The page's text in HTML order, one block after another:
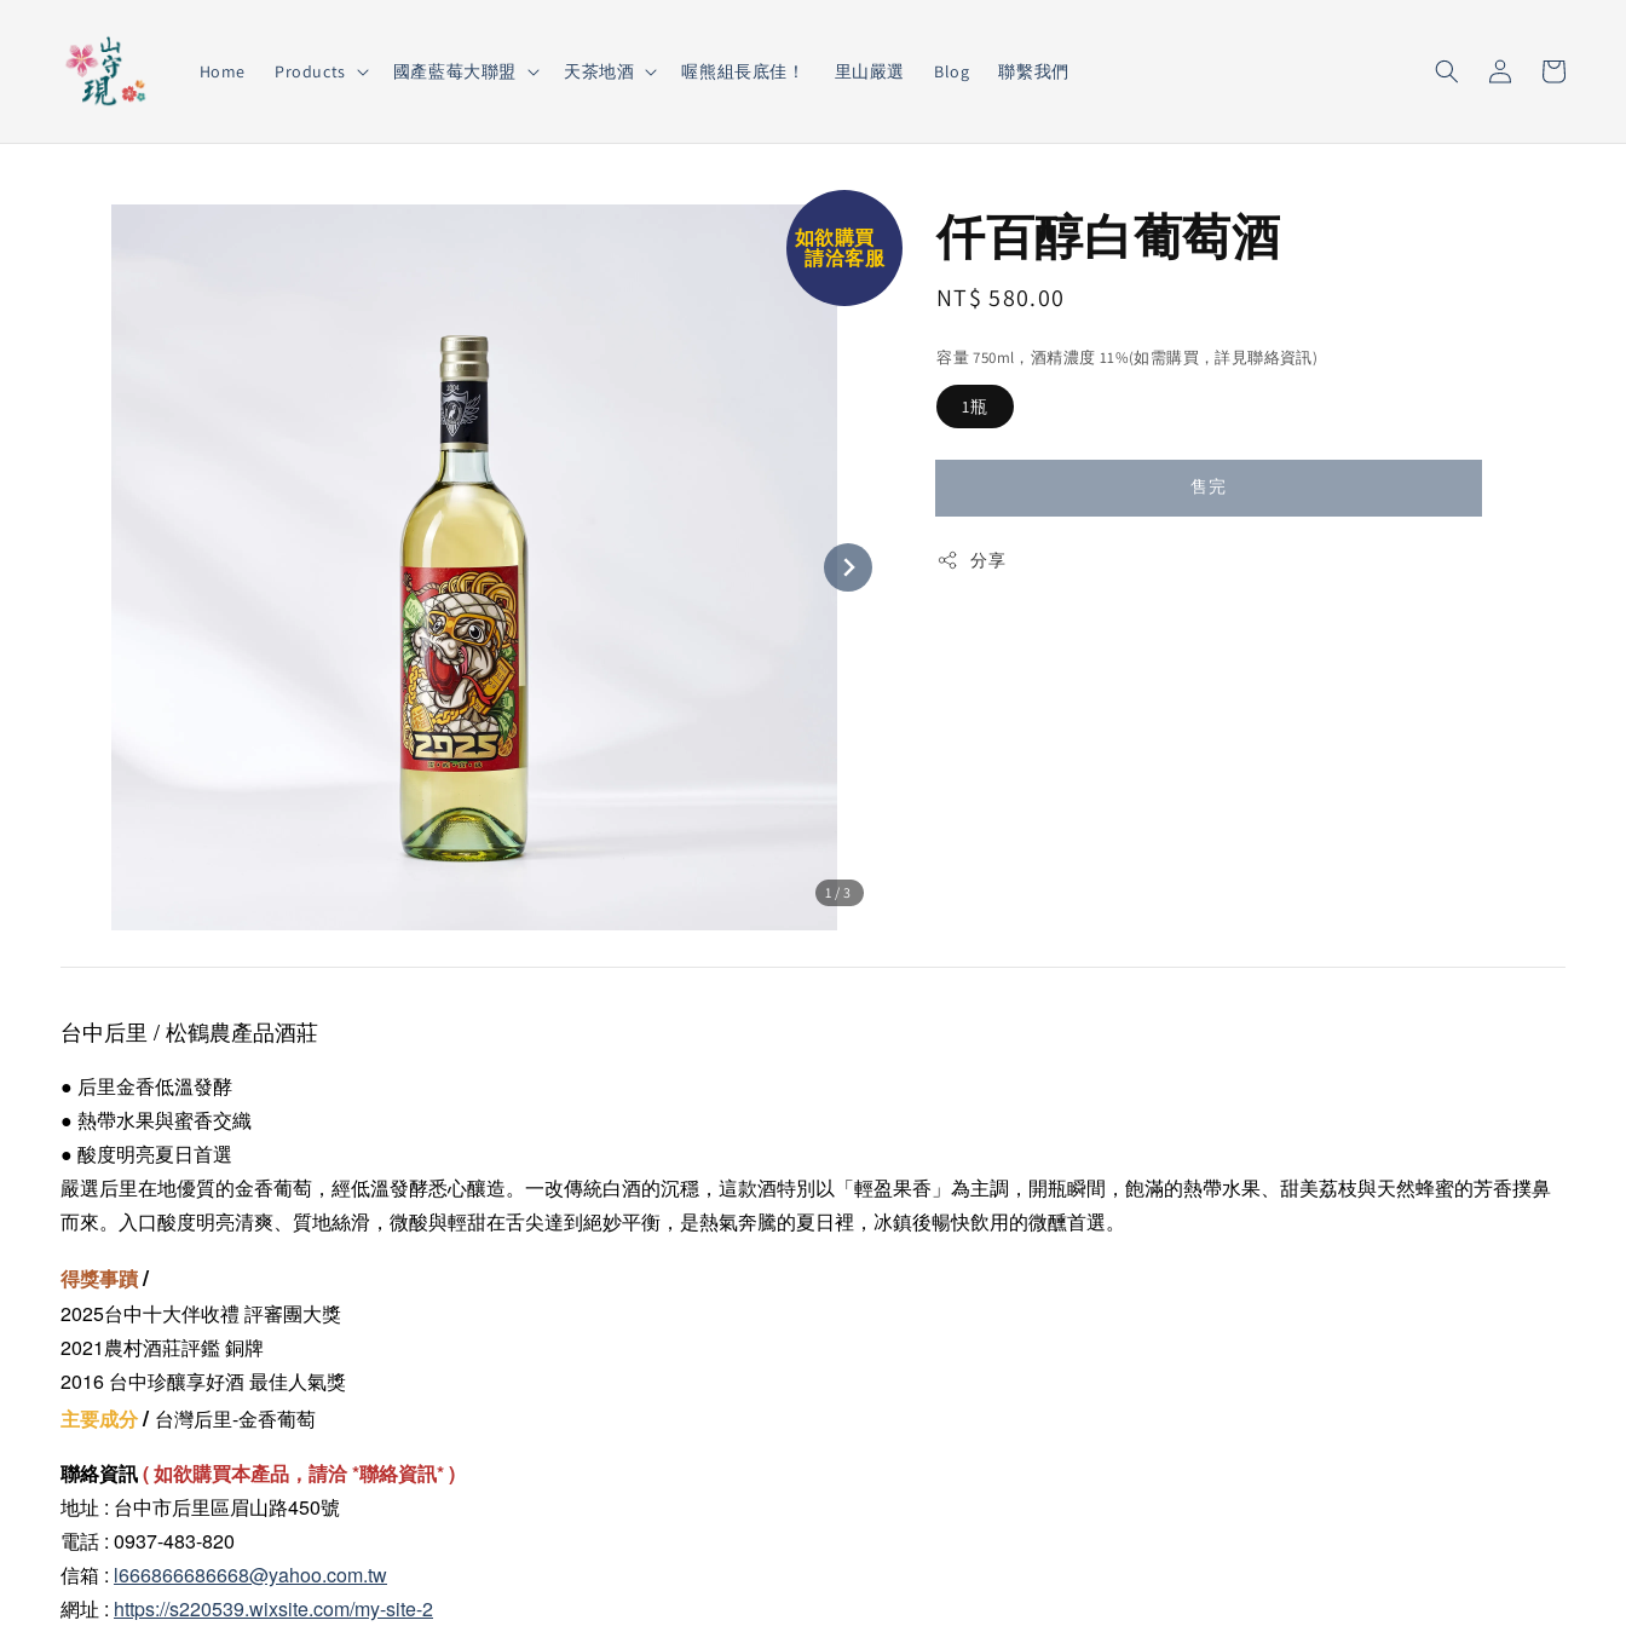
Home Products 國產藍莓大聯盟 天茶地酒 喔熊組長底佳！ 里山嚴選 Blog 聯繫我們
1 /3
如欲購買
請洽客服
仟百醇白葡萄酒
Regular
NT$ 580.00
容量 750ml，酒精濃度 11%(如需購買，詳見聯絡資訊)
1瓶
售完
分享
台中后里 / 松鶴農產品酒莊
● 后里金香低溫發酵
● 熱帶水果與蜜香交織
● 酸度明亮夏日首選
嚴選后里在地優質的金香葡萄，經低溫發酵悉心釀造。一改傳統白酒的沉穩，這款酒特別以「輕盈果香」為主調，開瓶瞬間，飽滿的熱帶水果、甜美荔枝與天然蜂蜜的芳香撲鼻
而來。入口酸度明亮清爽、質地絲滑，微酸與輕甜在舌尖達到絕妙平衡，是熱氣奔騰的夏日裡，冰鎮後暢快飲用的微醺首選。
得獎事蹟/
2025台中十大伴收禮 評審團大獎
2021農村酒莊評鑑 銅牌
2016 台中珍釀享好酒 最佳人氣獎
主要成分/ 台灣后里-金香葡萄
聯絡資訊(如欲購買本產品，請洽 *聯絡資訊* )
地址 : 台中市后里區眉山路450號
電話 : 0937-483-820
信箱 : l666866686668@yahoo.com.tw
網址 : https://s220539.wixsite.com/my-site-2